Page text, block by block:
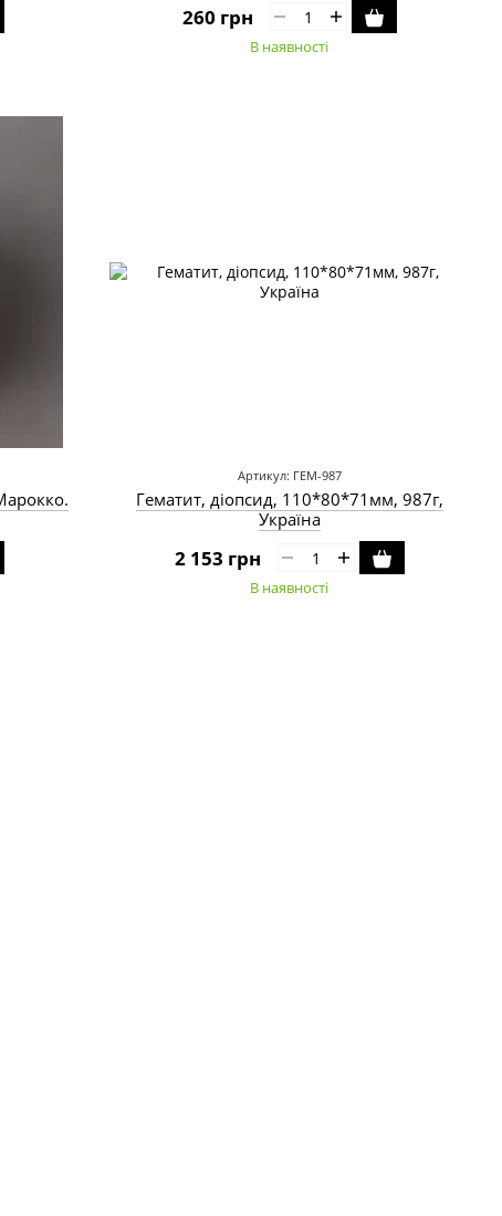
260 грн
В наявності
Артикул: ГЕМ-987
Гематит, діопсид, 110*80*71мм, 987г,
Україна
2 153 грн
В наявності